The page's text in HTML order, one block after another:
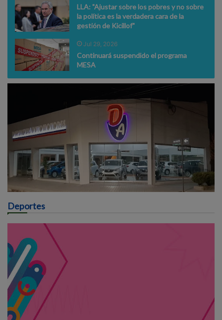
LLA: "Ajustar sobre los pobres y no sobre
la política es la verdadera cara de la
gestión de Kicillof"
Jul 29, 2026
Continuará suspendido el programa
MESA
Deportes